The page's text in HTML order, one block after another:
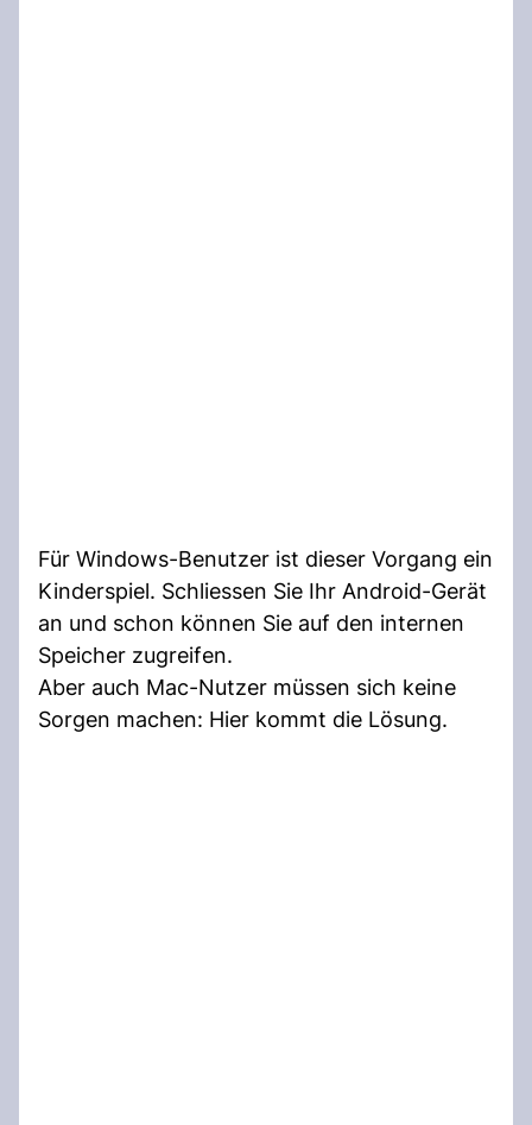
Für Windows-Benutzer ist dieser Vorgang ein
Kinderspiel. Schliessen Sie Ihr Android-Gerät
an und schon können Sie auf den internen
Speicher zugreifen.
Aber auch Mac-Nutzer müssen sich keine
Sorgen machen: Hier kommt die Lösung.